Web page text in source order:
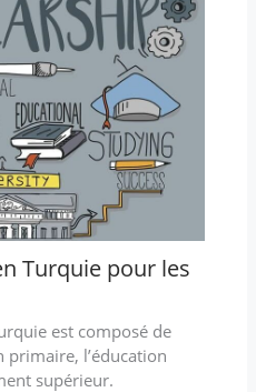
Turquie pour les
est composé de
primaire, l’éducation
supérieur.